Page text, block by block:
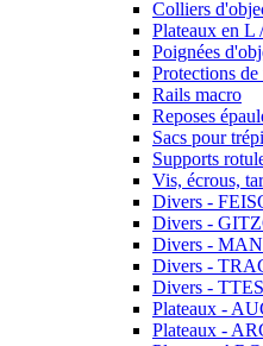
Colliers
Plateaux en L
Poignées
Protections
Rails macro
Reposes
Sacs pour
Supports
Vis, écrous,
Divers -
Divers -
Divers -
Divers -
Divers -
Plateaux -
Plateaux -